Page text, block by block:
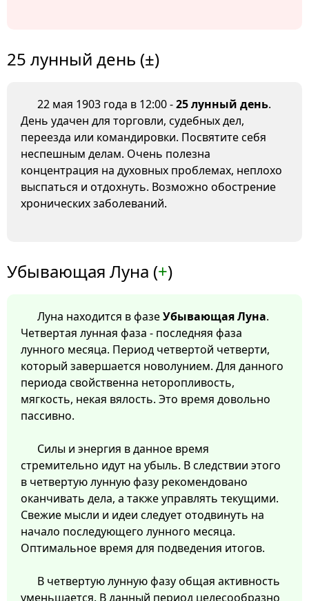
25 лунный день (±)
22 мая 1903 года в 12:00 -25 лунный день.
День удачен для торговли, судебных дел,
переезда или командировки. Посвятите себя
неспешным делам. Очень полезна
концентрация на духовных проблемах, неплохо
выспаться и отдохнуть. Возможно обострение
хронических заболеваний.
Убывающая Луна (+)
Луна находится в фазеУбывающая Луна.
Четвертая лунная фаза - последняя фаза
лунного месяца. Период четвертой четверти,
который завершается новолунием. Для данного
периода свойственна неторопливость,
мягкость, некая вялость. Это время довольно
пассивно.
Силы и энергия в данное время
стремительно идут на убыль. В следствии этого
в четвертую лунную фазу рекомендовано
оканчивать дела, а также управлять текущими.
Свежие мысли и идеи следует отодвинуть на
начало последующего лунного месяца.
Оптимальное время для подведения итогов.
В четвертую лунную фазу общая активность
уменьшается. В данный период целесообразно